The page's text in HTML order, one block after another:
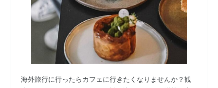
海外旅行に行ったらカフェに行きたくなりませんか？観